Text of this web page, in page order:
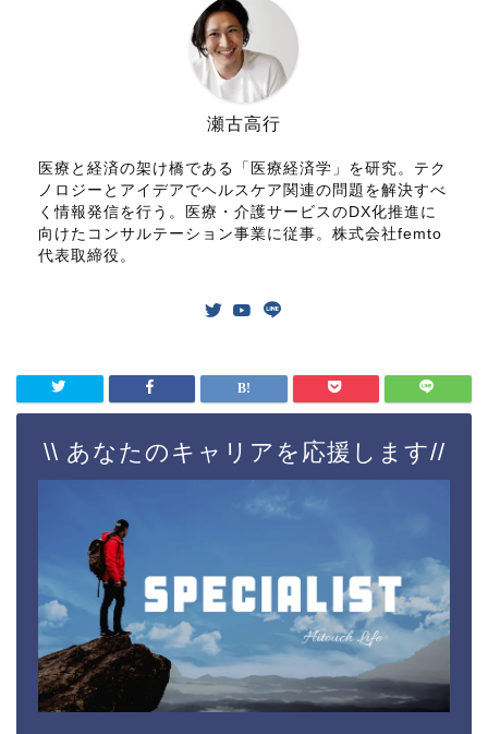
瀬古高行
医療と経済の架け橋である「医療経済学」を研究。テク
ノロジーとアイデアでヘルスケア関連の問題を解決すべ
く情報発信を行う。医療・介護サービスのDX化推進に
向けたコンサルテーション事業に従事。株式会社femto
代表取締役。
\\ あなたのキャリアを応援します//